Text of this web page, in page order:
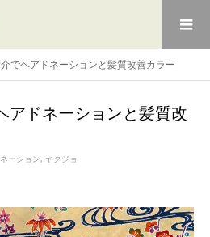
でヘアドネーションと髪質改善カラー
アドネーションと髪質改
ーション, ヤクジョ